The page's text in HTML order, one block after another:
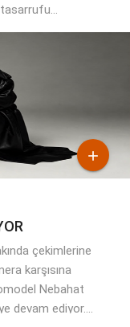

çekimlerine
karşısına
Nebahat
devam ediyor....